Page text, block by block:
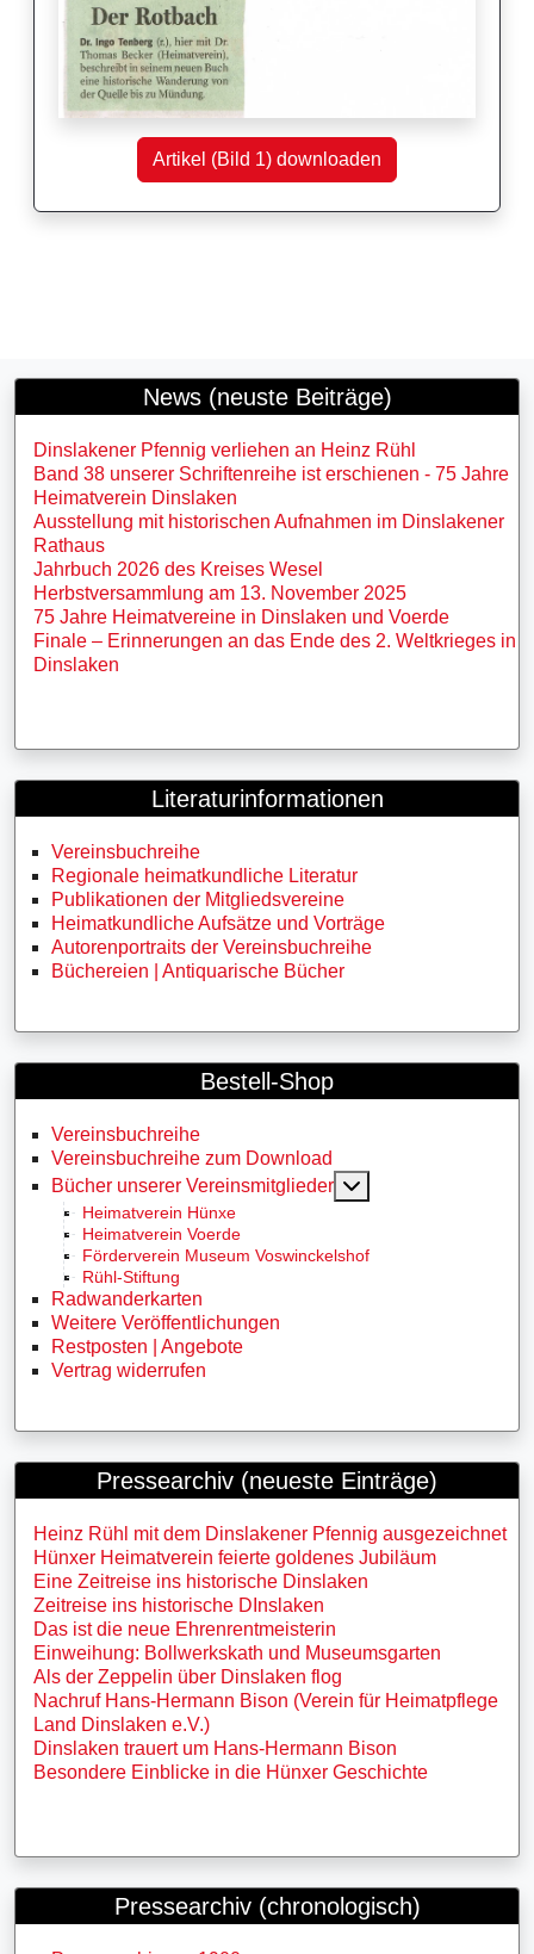
Artikel (Bild 1) downloaden
News (neuste Beiträge)
Dinslakener Pfennig verliehen an Heinz Rühl
Band 38 unserer Schriftenreihe ist erschienen - 75 Jahre
Heimatverein Dinslaken
Ausstellung mit historischen Aufnahmen im Dinslakener
Rathaus
Jahrbuch 2026 des Kreises Wesel
Herbstversammlung am 13. November 2025
75 Jahre Heimatvereine in Dinslaken und Voerde
Finale – Erinnerungen an das Ende des 2. Weltkrieges in
Dinslaken
Literaturinformationen
Vereinsbuchreihe
Regionale heimatkundliche Literatur
Publikationen der Mitgliedsvereine
Heimatkundliche Aufsätze und Vorträge
Autorenportraits der Vereinsbuchreihe
Büchereien | Antiquarische Bücher
Bestell-Shop
Vereinsbuchreihe
Vereinsbuchreihe zum Download
Bücher unserer Vereinsmitglieder
Heimatverein Hünxe
Heimatverein Voerde
Förderverein Museum Voswinckelshof
Rühl-Stiftung
Radwanderkarten
Weitere Veröffentlichungen
Restposten | Angebote
Vertrag widerrufen
Pressearchiv (neueste Einträge)
Heinz Rühl mit dem Dinslakener Pfennig ausgezeichnet
Hünxer Heimatverein feierte goldenes Jubiläum
Eine Zeitreise ins historische Dinslaken
Zeitreise ins historische DInslaken
Das ist die neue Ehrenrentmeisterin
Einweihung: Bollwerkskath und Museumsgarten
Als der Zeppelin über Dinslaken flog
Nachruf Hans-Hermann Bison (Verein für Heimatpflege
Land Dinslaken e.V.)
Dinslaken trauert um Hans-Hermann Bison
Besondere Einblicke in die Hünxer Geschichte
Pressearchiv (chronologisch)